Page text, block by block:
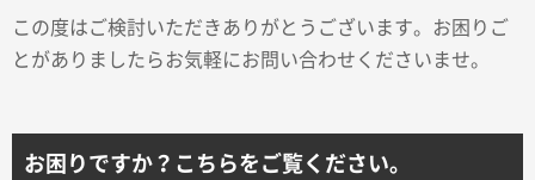
商品を探す
この度はご検討いただきありがとうございます。お困りご
とがありましたらお気軽にお問い合わせくださいませ。
お困りですか？こちらをご覧ください。